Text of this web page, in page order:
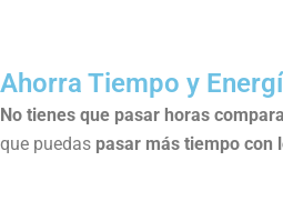
Ahorra Tiempo y
No tienes que pasar horas
que puedas pasar más tiempo con